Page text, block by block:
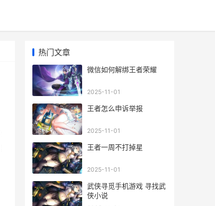
热门文章
微信如何解绑王者荣耀
2025-11-01
王者怎么申诉举报
2025-11-01
王者一周不打掉星
2025-11-01
武侠寻觅手机游戏 寻找武
侠小说